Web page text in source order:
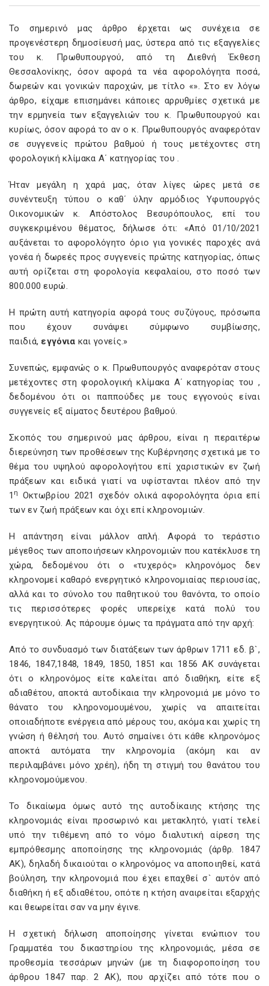
Το σημερινό μας άρθρο έρχεται ως συνέχεια σε
προγενέστερη δημοσίευσή μας, ύστερα από τις εξαγγελίες
του κ. Πρωθυπουργού, από τη Διεθνή Έκθεση
Θεσσαλονίκης, όσον αφορά τα νέα αφορολόγητα ποσά,
δωρεών και γονικών παροχών, με τίτλο «». Στο εν λόγω
άρθρο, είχαμε επισημάνει κάποιες αρρυθμίες σχετικά με
την ερμηνεία των εξαγγελιών του κ. Πρωθυπουργού και
κυρίως, όσον αφορά το αν ο κ. Πρωθυπουργός αναφερόταν
σε συγγενείς πρώτου βαθμού ή τους μετέχοντες στη
φορολογική κλίμακα Α΄ κατηγορίας του.
Ήταν μεγάλη η χαρά μας, όταν λίγες ώρες μετά σε
συνέντευξη τύπου ο καθ΄ ύλην αρμόδιος Υφυπουργός
Οικονομικών κ. Απόστολος Βεσυρόπουλος, επί του
συγκεκριμένου θέματος, δήλωσε ότι: «Από 01/10/2021
αυξάνεται το αφορολόγητο όριο για γονικές παροχές ανά
γονέα ή δωρεές προς συγγενείς πρώτης κατηγορίας, όπως
αυτή ορίζεται στη φορολογία κεφαλαίου, στο ποσό των
800.000 ευρώ.
Η πρώτη αυτή κατηγορία αφορά τους συζύγους, πρόσωπα
που έχουν συνάψει σύμφωνο συμβίωσης,
παιδιά, εγγόνια και γονείς.»
Συνεπώς, εμφανώς ο κ. Πρωθυπουργός αναφερόταν στους
μετέχοντες στη φορολογική κλίμακα Α΄ κατηγορίας του ,
δεδομένου ότι οι παππούδες με τους εγγονούς είναι
συγγενείς εξ αίματος δευτέρου βαθμού.
Σκοπός του σημερινού μας άρθρου, είναι η περαιτέρω
διερεύνηση των προθέσεων της Κυβέρνησης σχετικά με το
θέμα του υψηλού αφορολογήτου επί χαριστικών εν ζωή
πράξεων και ειδικά γιατί να υφίστανται πλέον από την
1 η
Οκτωβρίου 2021 σχεδόν ολικά αφορολόγητα όρια επί
των εν ζωή πράξεων και όχι επί κληρονομιών.
Η απάντηση είναι μάλλον απλή. Αφορά το τεράστιο
μέγεθος των αποποιήσεων κληρονομιών που κατέκλυσε τη
χώρα, δεδομένου ότι ο «τυχερός» κληρονόμος δεν
κληρονομεί καθαρό ενεργητικό κληρονομιαίας περιουσίας,
αλλά και το σύνολο του παθητικού του θανόντα, το οποίο
τις περισσότερες φορές υπερείχε κατά πολύ του
ενεργητικού. Ας πάρουμε όμως τα πράγματα από την αρχή:
Από το συνδυασμό των διατάξεων των άρθρων 1711 εδ. β`,
1846, 1847,1848, 1849, 1850, 1851 και 1856 ΑΚ συνάγεται
ότι ο κληρονόμος είτε καλείται από διαθήκη, είτε εξ
αδιαθέτου, αποκτά αυτοδίκαια την κληρονομιά με μόνο το
θάνατο του κληρονομουμένου, χωρίς να απαιτείται
οποιαδήποτε ενέργεια από μέρους του, ακόμα και χωρίς τη
γνώση ή θέλησή του. Αυτό σημαίνει ότι κάθε κληρονόμος
αποκτά αυτόματα την κληρονομία (ακόμη και αν
περιλαμβάνει μόνο χρέη), ήδη τη στιγμή του θανάτου του
κληρονομούμενου.
Το δικαίωμα όμως αυτό της αυτοδίκαιης κτήσης της
κληρονομιάς είναι προσωρινό και μετακλητό, γιατί τελεί
υπό την τιθέμενη από το νόμο διαλυτική αίρεση της
εμπρόθεσμης αποποίησης της κληρονομιάς (άρθρ. 1847
ΑΚ), δηλαδή δικαιούται ο κληρονόμος να αποποιηθεί, κατά
βούληση, την κληρονομιά που έχει επαχθεί σ` αυτόν από
διαθήκη ή εξ αδιαθέτου, οπότε η κτήση αναιρείται εξαρχής
και θεωρείται σαν να μην έγινε.
Η σχετική δήλωση αποποίησης γίνεται ενώπιον του
Γραμματέα του δικαστηρίου της κληρονομιάς, μέσα σε
προθεσμία τεσσάρων μηνών (με τη διαφοροποίηση του
άρθρου 1847 παρ. 2 ΑΚ), που αρχίζει από τότε που ο